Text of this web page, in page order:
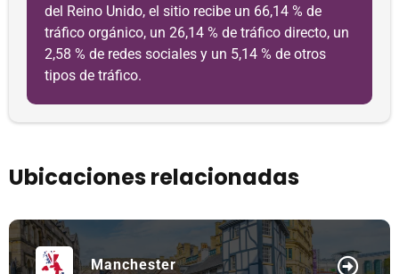
del Reino Unido, el sitio recibe un 66,14 % de
tráfico orgánico, un 26,14 % de tráfico directo, un
2,58 % de redes sociales y un 5,14 % de otros
tipos de tráfico.
Ubicaciones relacionadas
Manchester